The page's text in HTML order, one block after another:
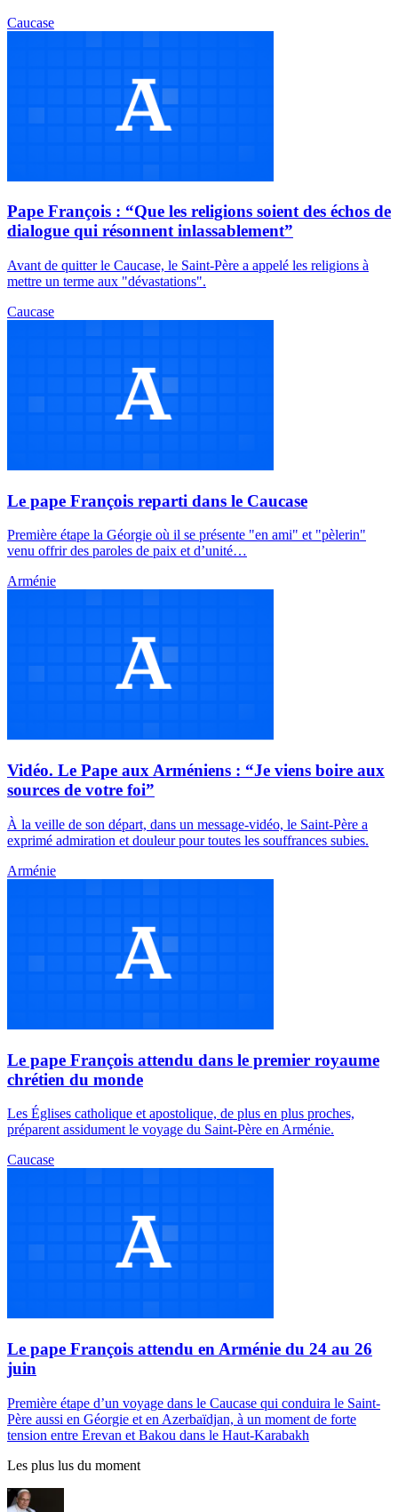
Caucase
Pape François : “Que les religions soient des échos de
dialogue qui résonnent inlassablement”
Avant de quitter le Caucase, le Saint-Père a appelé les religions à
mettre un terme aux "dévastations".
Caucase
Le pape François reparti dans le Caucase
Première étape la Géorgie où il se présente "en ami" et "pèlerin"
venu offrir des paroles de paix et d’unité…
Arménie
Vidéo. Le Pape aux Arméniens : “Je viens boire aux
sources de votre foi”
À la veille de son départ, dans un message-vidéo, le Saint-Père a
exprimé admiration et douleur pour toutes les souffrances subies.
Arménie
Le pape François attendu dans le premier royaume
chrétien du monde
Les Églises catholique et apostolique, de plus en plus proches,
préparent assidument le voyage du Saint-Père en Arménie.
Caucase
Le pape François attendu en Arménie du 24 au 26
juin
Première étape d’un voyage dans le Caucase qui conduira le Saint-
Père aussi en Géorgie et en Azerbaïdjan, à un moment de forte
tension entre Erevan et Bakou dans le Haut-Karabakh
Les plus lus du moment